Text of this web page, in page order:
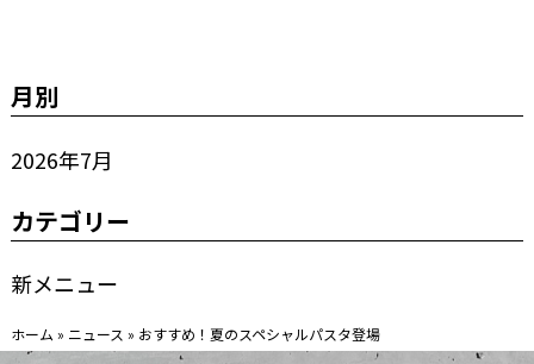
月別
2026年7月
カテゴリー
新メニュー
ホーム » ニュース » おすすめ！夏のスペシャルパスタ登場